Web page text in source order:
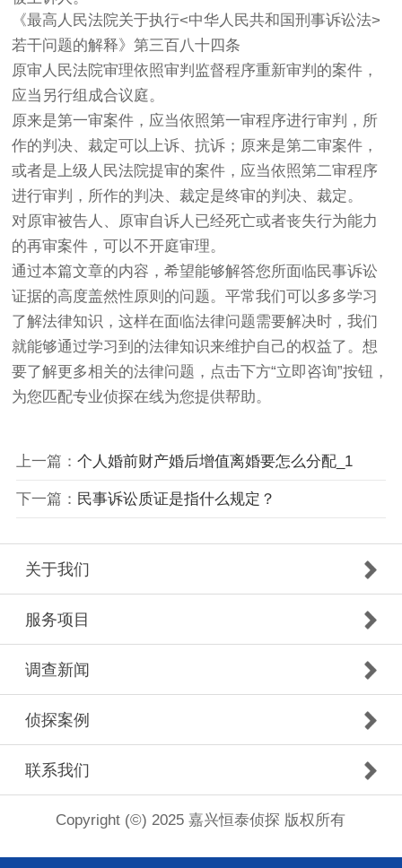
《最高人民法院关于执行<中华人民共和国刑事诉讼法>
若干问题的解释》第三百八十四条
原审人民法院审理依照审判监督程序重新审判的案件，
应当另行组成合议庭。
原来是第一审案件，应当依照第一审程序进行审判，所
作的判决、裁定可以上诉、抗诉；原来是第二审案件，
或者是上级人民法院提审的案件，应当依照第二审程序
进行审判，所作的判决、裁定是终审的判决、裁定。
对原审被告人、原审自诉人已经死亡或者丧失行为能力
的再审案件，可以不开庭审理。
通过本篇文章的内容，希望能够解答您所面临民事诉讼
证据的高度盖然性原则的问题。平常我们可以多多学习
了解法律知识，这样在面临法律问题需要解决时，我们
就能够通过学习到的法律知识来维护自己的权益了。想
要了解更多相关的法律问题，点击下方“立即咨询”按钮，
为您匹配专业侦探在线为您提供帮助。
上一篇： 个人婚前财产婚后增值离婚要怎么分配_1
下一篇： 民事诉讼质证是指什么规定？
关于我们
服务项目
调查新闻
侦探案例
联系我们
Copyright (©) 2025 嘉兴恒泰侦探 版权所有